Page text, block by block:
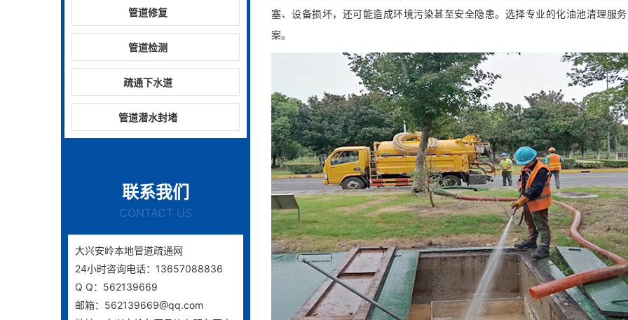
管道修复
管道检测
疏通下水道
管道潜水封堵
联系我们
CONTACT US
大兴安岭本地管道疏通网
24小时咨询电话：13657088836
Q Q：562139669
邮箱：562139669@qq.com
塞、设备损坏，还可能造成环境污染甚至安全隐患。选择专业的化油池清理服
案。